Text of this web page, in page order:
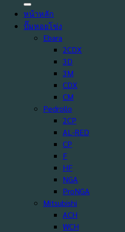
หน้าหลัก
ปั๊มหอยโข่ง
Ebara
2CDX
3D
3M
CDX
CM
Pedrollo
2CP
AL-RED
CP
F
HF
NGA
ProNGA
Mitsubishi
ACH
WCH